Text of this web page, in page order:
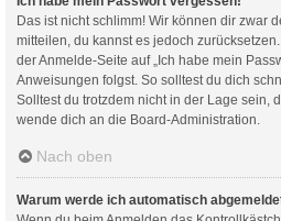
Das ist nicht schlimm! Wir können dir zwar
mitteilen, du kannst es jedoch
der Anmelde-Seite auf „Ich habe mein
Anweisungen folgst. So solltest du dich
Solltest du trotzdem nicht in der Lage sein,
wende dich an die Board-Administration.
Nach oben
Warum werde ich automatisch